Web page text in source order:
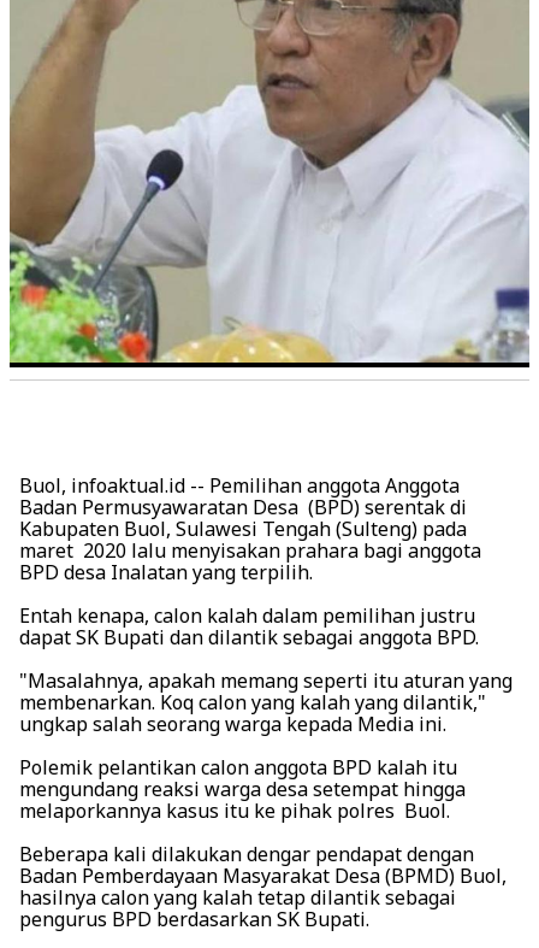
Buol, infoaktual.id -- Pemilihan anggota Anggota
Badan Permusyawaratan Desa (BPD) serentak di
Kabupaten Buol, Sulawesi Tengah (Sulteng) pada
maret 2020 lalu menyisakan prahara bagi anggota
BPD desa Inalatan yang terpilih.
Entah kenapa, calon kalah dalam pemilihan justru
dapat SK Bupati dan dilantik sebagai anggota BPD.
"Masalahnya, apakah memang seperti itu aturan yang
membenarkan. Koq calon yang kalah yang dilantik,"
ungkap salah seorang warga kepada Media ini.
Polemik pelantikan calon anggota BPD kalah itu
mengundang reaksi warga desa setempat hingga
melaporkannya kasus itu ke pihak polres Buol.
Beberapa kali dilakukan dengar pendapat dengan
Badan Pemberdayaan Masyarakat Desa (BPMD) Buol,
hasilnya calon yang kalah tetap dilantik sebagai
pengurus BPD berdasarkan SK Bupati.